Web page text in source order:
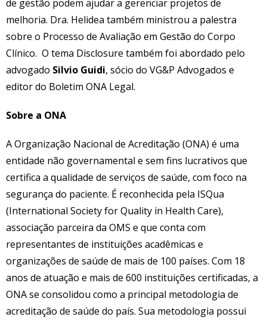
de gestão podem ajudar a gerenciar projetos de
melhoria. Dra. Helidea também ministrou a palestra
sobre o Processo de Avaliação em Gestão do Corpo
Clínico. O tema Disclosure também foi abordado pelo
advogado Silvio Guidi, sócio do VG&P Advogados e
editor do Boletim ONA Legal.
Sobre a ONA
A Organização Nacional de Acreditação (ONA) é uma
entidade não governamental e sem fins lucrativos que
certifica a qualidade de serviços de saúde, com foco na
segurança do paciente. É reconhecida pela ISQua
(International Society for Quality in Health Care),
associação parceira da OMS e que conta com
representantes de instituições acadêmicas e
organizações de saúde de mais de 100 países. Com 18
anos de atuação e mais de 600 instituições certificadas, a
ONA se consolidou como a principal metodologia de
acreditação de saúde do país. Sua metodologia possui